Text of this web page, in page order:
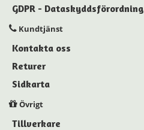
GDPR - Dataskyddsförordning
Kundtjänst
Kontakta oss
Returer
Sidkarta
Övrigt
Tillverkare